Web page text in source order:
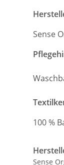
Sense
100 %
Sense